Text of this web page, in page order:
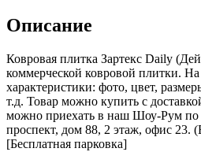
Описание
Ковровая плитка Зартекс Daily
коммерческой ковровой плитки.
характеристики: фото, цвет,
т.д. Товар можно купить с
можно приехать в наш Шоу-Рум по
проспект, дом 88, 2 этаж, офис 23.
[Бесплатная парковка]